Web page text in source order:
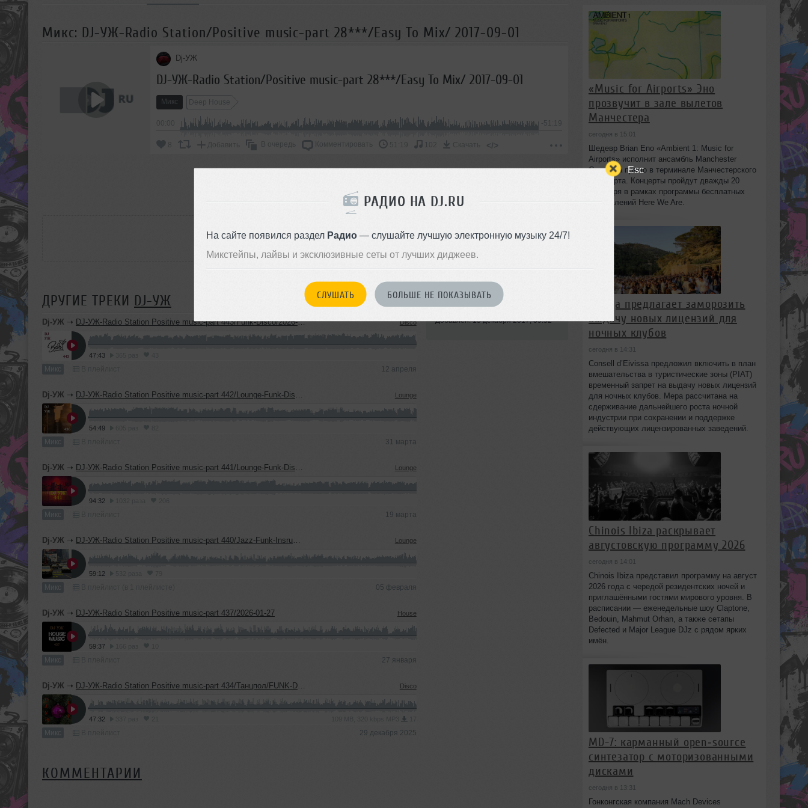
Esc
РАДИО НА DJ.RU
На сайте появился раздел Радио— слушайте лучшую электронную музыку 24/7!
Микстейпы, лайвы и эксклюзивные сеты от лучших диджеев.
СЛУШАТЬ БОЛЬШЕ НЕ ПОКАЗЫВАТЬ
Микс: DJ-УЖ-Radio Station/Positive music-part 28***/Easy To Mix/ 2017-09-01
Dj-УЖ
DJ-УЖ-Radio Station/Positive music-part 28***/Easy To Mix/ 2017-09-01
Микс Deep House
-51:19
Добавить В очередь Комментировать 51:19 102 Скачать </>
РАССКАЖИ ДРУЗЬЯМ
ДРУГИЕ ТРЕКИ DJ-УЖ
Dj-УЖ ➝ DJ-УЖ-Radio Station Positive music-part 443/Funk-Disco/2026-04-12 Disco
47:43
Микс 12 апреля
Dj-УЖ ➝ DJ-УЖ-Radio Station Positive music-part 442/Lounge-Funk-Disco-Insrumental/2026-03-31 Lounge
54:49
Микс 31 марта
Dj-УЖ ➝ DJ-УЖ-Radio Station Positive music-part 441/Lounge-Funk-Disco-Insrumental/2026-03-19 Lounge
94:32
Микс 19 марта
Dj-УЖ ➝ DJ-УЖ-Radio Station Positive music-part 440/Jazz-Funk-Insrumental-70е-80е/2026-02-05 Lounge
59:12
Микс 05 февраля
Dj-УЖ ➝ DJ-УЖ-Radio Station Positive music-part 437/2026-01-27 House
59:37
Микс 27 января
Dj-УЖ ➝ DJ-УЖ-Radio Station Positive music-part 434/Танцпол/FUNK-DISCO House/2025-12-29 Disco
47:32
Микс 29 декабря 2025
Стиль: Deep House
Записан: 01 сентября 2017
Добавлен: 15 декабря 2017, 09:52
КОММЕНТАРИИ
«Music for Airports» Эно
прозвучит в зале вылетов
Манчестера
сегодня в 15:01
Шедевр Brian Eno «Ambient 1: Music for
Airports» исполнит ансамбль Manchester
Camerata прямо в терминале Манчестерского
аэропорта. Концерты пройдут дважды 20
сентября в рамках программы бесплатных
выступлений Here We Are.
Ибица предлагает заморозить
выдачу новых лицензий для
ночных клубов
сегодня в 14:31
Consell d’Eivissa предложил включить в план
вмешательства в туристические зоны (PIAT)
временный запрет на выдачу новых лицензий
для ночных клубов. Мера рассчитана на
сдерживание дальнейшего роста ночной
индустрии при сохранении и поддержке
действующих лицензированных заведений.
Chinois Ibiza раскрывает
августовскую программу 2026
сегодня в 14:01
Chinois Ibiza представил программу на август
2026 года с чередой резидентских ночей и
приглашёнными гостями мирового уровня. В
расписании — еженедельные шоу Claptone,
Bedouin, Mahmut Orhan, а также сетапы
Defected и Major League DJz с рядом ярких
имён.
MD-7: карманный open‑source
синтезатор с моторизованными
дисками
сегодня в 13:31
Гонконгская компания Mach Devices